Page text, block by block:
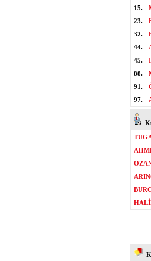
15.
23.
32.
44.
45.
88.
91.
97.